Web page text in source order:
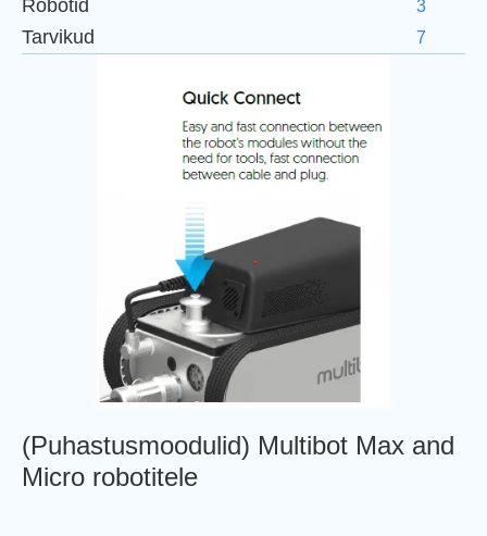
Robotid 3
Tarvikud 7
(Puhastusmoodulid) Multibot Max and
Micro robotitele